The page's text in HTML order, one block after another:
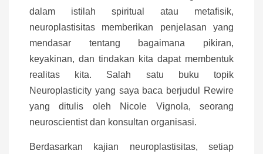
dalam istilah spiritual atau metafisik,
neuroplastisitas memberikan penjelasan yang
mendasar tentang bagaimana pikiran,
keyakinan, dan tindakan kita dapat membentuk
realitas kita. Salah satu buku topik
Neuroplasticity yang saya baca berjudul Rewire
yang ditulis oleh Nicole Vignola, seorang
neuroscientist dan konsultan organisasi.
Berdasarkan kajian neuroplastisitas, setiap